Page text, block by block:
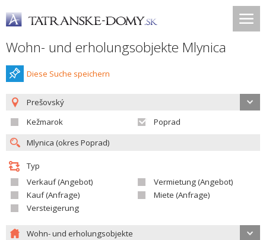
Wohn- und erholungsobjekte Mlynica
Diese Suche speichern
Prešovský
Kežmarok
Poprad
Typ
Verkauf (Angebot)
Vermietung (Angebot)
Kauf (Anfrage)
Miete (Anfrage)
Versteigerung
Wohn- und erholungsobjekte